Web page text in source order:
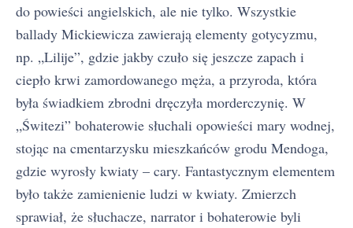
do powieści angielskich, ale nie tylko. Wszystkie
ballady Mickiewicza zawierają elementy gotycyzmu,
np. „Lilije”, gdzie jakby czuło się jeszcze zapach i
ciepło krwi zamordowanego męża, a przyroda, która
była świadkiem zbrodni dręczyła morderczynię. W
„Świtezi” bohaterowie słuchali opowieści mary wodnej,
stojąc na cmentarzysku mieszkańców grodu Mendoga,
gdzie wyrosły kwiaty – cary. Fantastycznym elementem
było także zamienienie ludzi w kwiaty. Zmierzch
sprawiał, że słuchacze, narrator i bohaterowie byli